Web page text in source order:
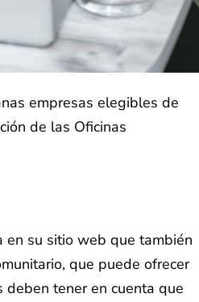
empresas elegibles de
de las Oficinas
en su sitio web que también
que puede ofrecer
tener en cuenta que